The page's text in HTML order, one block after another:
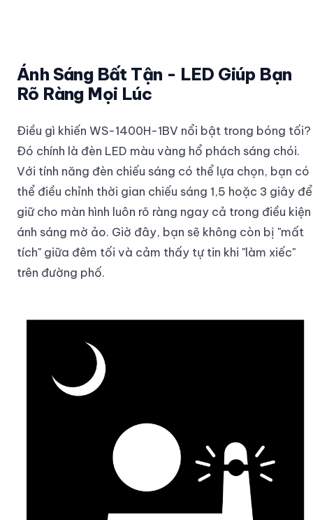
Ánh Sáng Bất Tận - LED Giúp Bạn
Rõ Ràng Mọi Lúc
Điều gì khiến WS-1400H-1BV nổi bật trong bóng tối?
Đó chính là đèn LED màu vàng hổ phách sáng chói.
Với tính năng đèn chiếu sáng có thể lựa chọn, bạn có
thể điều chỉnh thời gian chiếu sáng 1,5 hoặc 3 giây để
giữ cho màn hình luôn rõ ràng ngay cả trong điều kiện
ánh sáng mờ ảo. Giờ đây, bạn sẽ không còn bị "mất
tích" giữa đêm tối và cảm thấy tự tin khi "làm xiếc"
trên đường phố.